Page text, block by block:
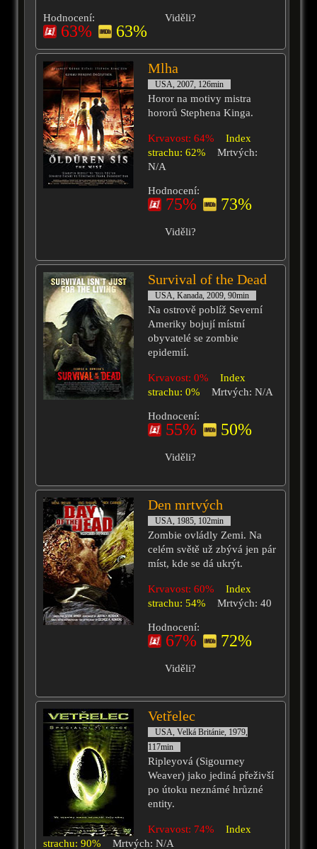
Hodnocení:
63% 63%
Viděli?
Mlha
USA, 2007, 126min
Horor na motivy mistra
hororů Stephena Kinga.
Krvavost: 64%
Index
strachu: 62%
Mrtvých:
N/A
Hodnocení:
75% 73%
Viděli?
Survival of the Dead
USA, Kanada, 2009, 90min
Na ostrově poblíž Severní
Ameriky bojují místní
obyvatelé se zombie
epidemií.
Krvavost: 0%
Index
strachu: 0%
Mrtvých: N/A
Hodnocení:
55% 50%
Viděli?
Den mrtvých
USA, 1985, 102min
Zombie ovládly Zemi. Na
celém světě už zbývá jen pár
míst, kde se dá ukrýt.
Krvavost: 60%
Index
strachu: 54%
Mrtvých: 40
Hodnocení:
67% 72%
Viděli?
Vetřelec
USA, Velká Británie, 1979,
117min
Ripleyová (Sigourney
Weaver) jako jediná přeživší
po útoku neznámé hrůzné
entity.
Krvavost: 74%
Index
strachu: 90%
Mrtvých: N/A